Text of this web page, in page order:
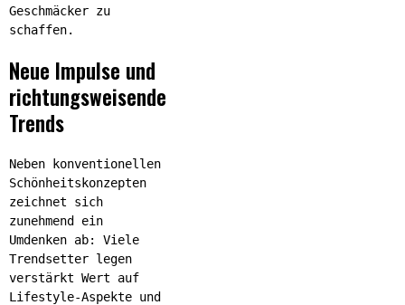
Geschmäcker zu
schaffen.
Neue Impulse und
richtungsweisende
Trends
Neben konventionellen
Schönheitskonzepten
zeichnet sich
zunehmend ein
Umdenken ab: Viele
Trendsetter legen
verstärkt Wert auf
Lifestyle-Aspekte und